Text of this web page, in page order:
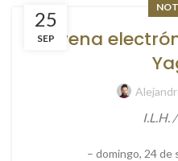
25
SEP
La vena
I.L.H.
– domingo, 24 de